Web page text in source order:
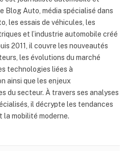
Blog Auto, média spécialisé dans
les essais de véhicules, les
et l’industrie automobile créé
2011, il couvre les nouveautés
les évolutions du marché
technologies liées à
ainsi que les enjeux
du secteur. À travers ses analyses
il décrypte les tendances
la mobilité moderne.